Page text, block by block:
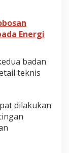
Energi
badan
teknis
dilakukan